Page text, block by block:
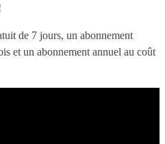
de 7 jours, un abonnement
et un abonnement annuel au coût